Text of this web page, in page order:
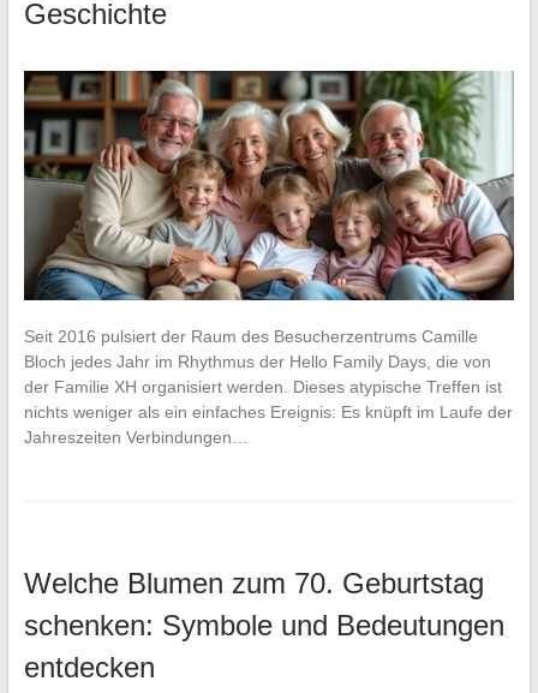
Geschichte
Seit 2016 pulsiert der Raum des Besucherzentrums Camille
Bloch jedes Jahr im Rhythmus der Hello Family Days, die von
der Familie XH organisiert werden. Dieses atypische Treffen ist
nichts weniger als ein einfaches Ereignis: Es knüpft im Laufe der
Jahreszeiten Verbindungen…
Welche Blumen zum 70. Geburtstag
schenken: Symbole und Bedeutungen
entdecken